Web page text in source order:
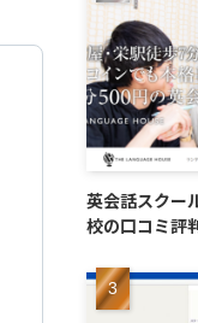
英会話スクー
校の口コミ評